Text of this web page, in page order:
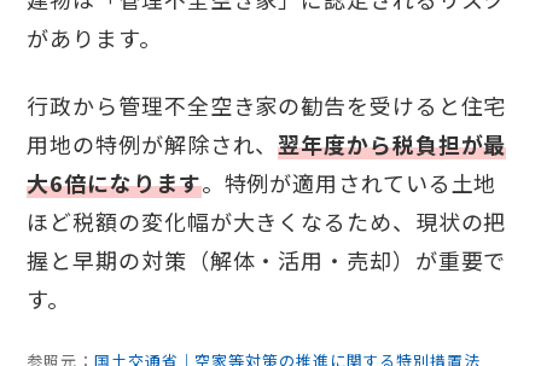
があります。
行政から管理不全空き家の勧告を受けると住宅
用地の特例が解除され、翌年度から税負担が最
大6倍になります。特例が適用されている土地
ほど税額の変化幅が大きくなるため、現状の把
握と早期の対策（解体・活用・売却）が重要で
す。
参照元：国土交通省｜空家等対策の推進に関する特別措置法